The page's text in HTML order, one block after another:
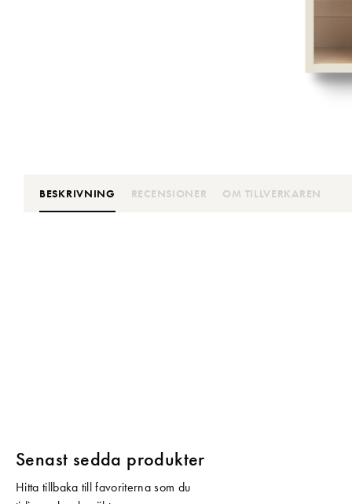
BESKRIVNING RECENSIONER OM TILLVERKAREN
Senast sedda produkter
Hitta tillbaka till favoriterna som du